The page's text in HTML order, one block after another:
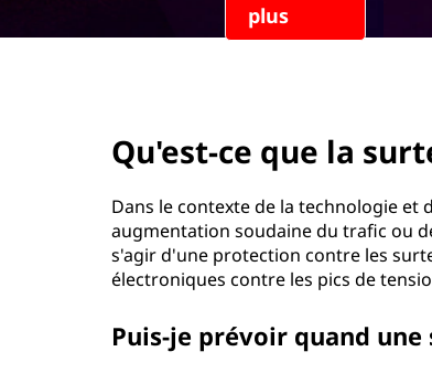
a
Qu'est-ce que la
Dans le contexte de la technologie
augmentation soudaine du trafic ou
s'agir d'une protection contre les
électroniques contre les pics de
Puis-je prévoir quand